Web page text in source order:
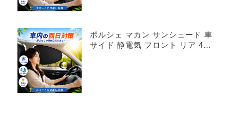
ポルシェ マカン サンシェード 車
サイド 静電気 フロント リア 4枚